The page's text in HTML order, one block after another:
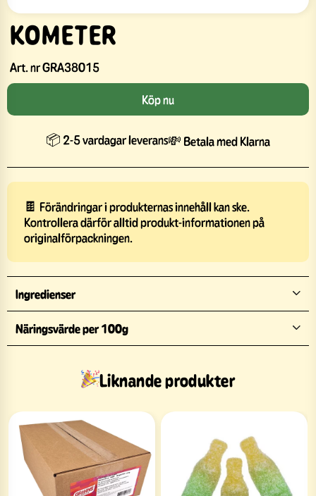
KOMETER
Art. nrGRA38015
Köp nu
📦 2-5 vardagar leverans💸 Betala med Klarna
🍫 Förändringar i produkternas innehåll kan ske.
Kontrollera därför alltid produkt-informationen på
originalförpackningen.
Ingredienser
Näringsvärde per 100g
Liknande produkter